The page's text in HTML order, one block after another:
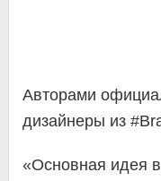
Авторами
дизайнеры из
«Основная идея